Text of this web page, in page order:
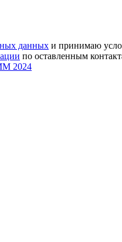
данных и принимаю
по оставленным